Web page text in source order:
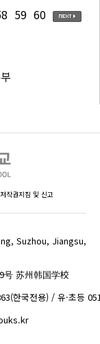
59 60
저작권지침 및 신고
Suzhou, Jiangsu,
号 苏州韩国学校
한국전용) / 유·초등